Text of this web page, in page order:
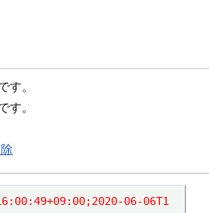
す。
す。
06-06T1